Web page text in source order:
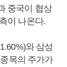
중국이 협상
이 나온다.
와 삼성
목의 주가가